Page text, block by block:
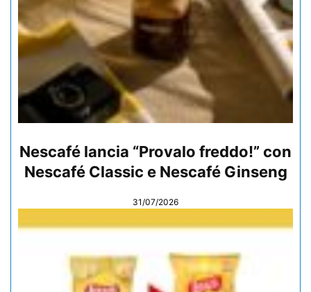
Nescafé lancia “Provalo freddo!” con
Nescafé Classic e Nescafé Ginseng
31/07/2026